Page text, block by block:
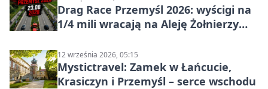
Drag Race Przemyśl 2026: wyścigi na
1/4 mili wracają na Aleję Żołnierzy
12 września 2026, 05:15
Mystictravel: Zamek w Łańcucie,
Krasiczyn i Przemyśl – serce wschodu